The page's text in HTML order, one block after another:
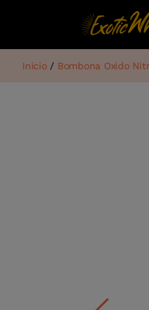
Inicio/ Bombona Oxido